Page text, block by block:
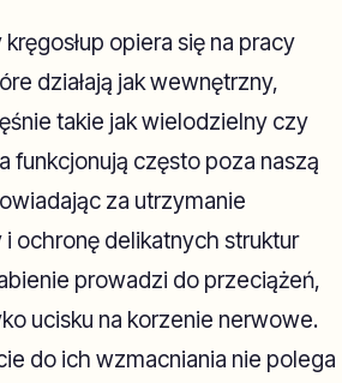
opiera się na pracy
działają jak wewnętrzny,
takie jak wielodzielny czy
funkcjonują często poza naszą
za utrzymanie
ochronę delikatnych struktur
prowadzi do przeciążeń,
ucisku na korzenie nerwowe.
do ich wzmacniania nie polega